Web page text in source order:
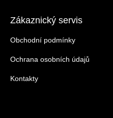
Zákaznický servis
Obchodní podmínky
Ochrana osobních údajů
Kontakty